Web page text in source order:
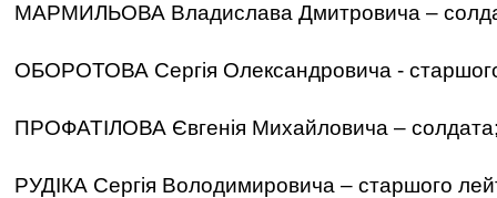
МАРМИЛЬОВА Владислава Дмитровича –
ОБОРОТОВА Сергія Олександровича -
ПРОФАТІЛОВА Євгенія Михайловича –
РУДІКА Сергія Володимировича – старшого